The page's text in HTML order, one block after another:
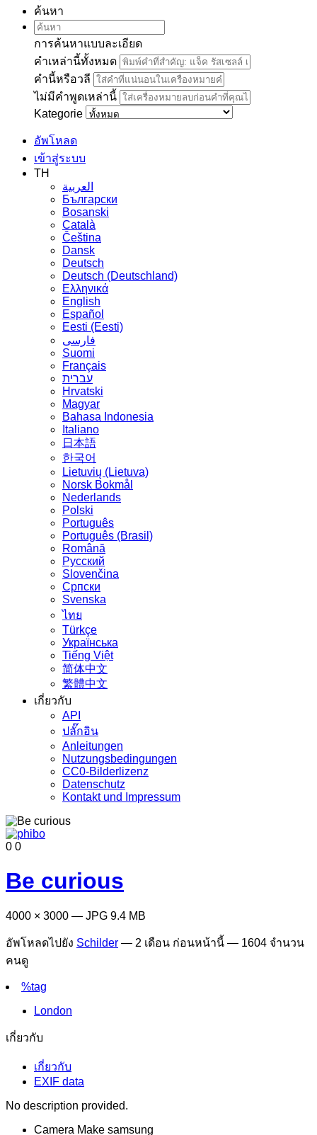
ค้นหา
การค้นหาแบบละเอียด
คำเหล่านี้ทั้งหมด
คำนี้หรือวลี
ไม่มีคำพูดเหล่านี้
Kategorie
อัพโหลด
เข้าสู่ระบบ
TH
العربية
Български
Bosanski
Сatalà
Čeština
Dansk
Deutsch
Deutsch (Deutschland)
Ελληνικά
English
Español
Eesti (Eesti)
فارسی
Suomi
Français
עברית
Hrvatski
Magyar
Bahasa Indonesia
Italiano
日本語
한국어
Lietuvių (Lietuva)
‪Norsk Bokmål‬
Nederlands
Polski
Português
Português (Brasil)
Română
Русский
Slovenčina
Српски
Svenska
ไทย
Türkçe
Українська
Tiếng Việt
简体中文
繁體中文
เกี่ยวกับ
API
ปลั๊กอิน
Anleitungen
Nutzungsbedingungen
CC0-Bilderlizenz
Datenschutz
Kontakt und Impressum
0 0
Be curious
4000 × 3000 — JPG 9.4 MB
อัพโหลดไปยัง Schilder — 2 เดือน ก่อนหน้านี้ — 1604 จำนวน
คนดู
%tag
London
เกี่ยวกับ
เกี่ยวกับ
EXIF data
No description provided.
Camera Make samsung